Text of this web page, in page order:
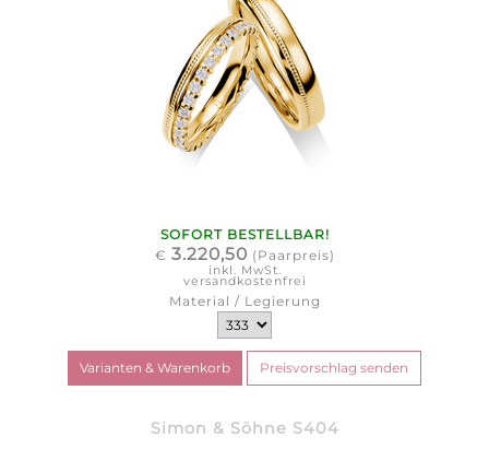
SOFORT BESTELLBAR!
€ 3.220,50 (Paarpreis)
inkl. MwSt.
versandkostenfrei
Material / Legierung
Simon & Söhne S404